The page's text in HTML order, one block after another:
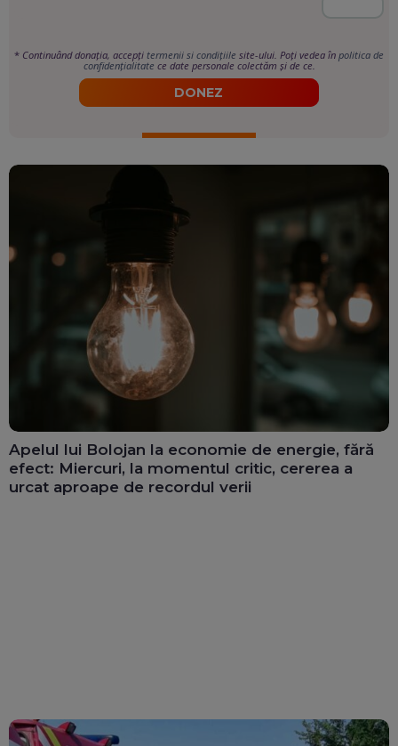
* Continuând donația, accepți termenii si condițiile site-ului. Poți vedea în politica de
confidențialitate ce date personale colectăm și de ce.
DONEZ
Apelul lui Bolojan la economie de energie, fără
efect: Miercuri, la momentul critic, cererea a
urcat aproape de recordul verii